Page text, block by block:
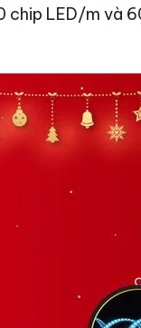
chip LED/m và